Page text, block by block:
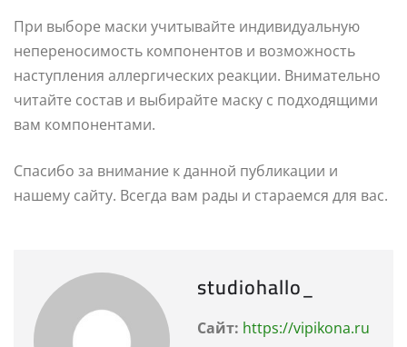
При выборе маски учитывайте индивидуальную
непереносимость компонентов и возможность
наступления аллергических реакции. Внимательно
читайте состав и выбирайте маску с подходящими
вам компонентами.
Спасибо за внимание к данной публикации и
нашему сайту. Всегда вам рады и стараемся для вас.
studiohallo_
Сайт: https://vipikona.ru